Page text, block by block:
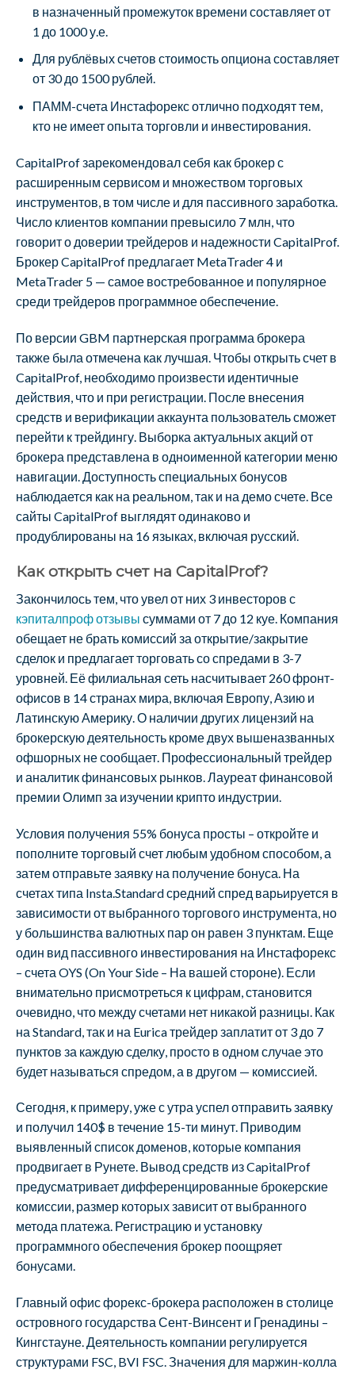
в назначенный промежуток времени составляет от
1 до 1000 у.е.
Для рублёвых счетов стоимость опциона составляет
от 30 до 1500 рублей.
ПАММ-счета Инстафорекс отлично подходят тем,
кто не имеет опыта торговли и инвестирования.
CapitalProf зарекомендовал себя как брокер с
расширенным сервисом и множеством торговых
инструментов, в том числе и для пассивного заработка.
Число клиентов компании превысило 7 млн, что
говорит о доверии трейдеров и надежности CapitalProf.
Брокер CapitalProf предлагает MetaTrader 4 и
MetaTrader 5 — самое востребованное и популярное
среди трейдеров программное обеспечение.
По версии GBM партнерская программа брокера
также была отмечена как лучшая. Чтобы открыть счет в
CapitalProf, необходимо произвести идентичные
действия, что и при регистрации. После внесения
средств и верификации аккаунта пользователь сможет
перейти к трейдингу. Выборка актуальных акций от
брокера представлена в одноименной категории меню
навигации. Доступность специальных бонусов
наблюдается как на реальном, так и на демо счете. Все
сайты CapitalProf выглядят одинаково и
продублированы на 16 языках, включая русский.
Как открыть счет на CapitalProf?
Закончилось тем, что увел от них 3 инвесторов с
кэпиталпроф отзывы суммами от 7 до 12 куе. Компания
обещает не брать комиссий за открытие/закрытие
сделок и предлагает торговать со спредами в 3-7
уровней. Её филиальная сеть насчитывает 260 фронт-
офисов в 14 странах мира, включая Европу, Азию и
Латинскую Америку. О наличии других лицензий на
брокерскую деятельность кроме двух вышеназванных
офшорных не сообщает. Профессиональный трейдер
и аналитик финансовых рынков. Лауреат финансовой
премии Олимп за изучении крипто индустрии.
Условия получения 55% бонуса просты – откройте и
пополните торговый счет любым удобном способом, а
затем отправьте заявку на получение бонуса. На
счетах типа Insta.Standard средний спред варьируется в
зависимости от выбранного торгового инструмента, но
у большинства валютных пар он равен 3 пунктам. Еще
один вид пассивного инвестирования на Инстафорекс
– счета OYS (On Your Side – На вашей стороне). Если
внимательно присмотреться к цифрам, становится
очевидно, что между счетами нет никакой разницы. Как
на Standard, так и на Eurica трейдер заплатит от 3 до 7
пунктов за каждую сделку, просто в одном случае это
будет называться спредом, а в другом — комиссией.
Сегодня, к примеру, уже с утра успел отправить заявку
и получил 140$ в течение 15-ти минут. Приводим
выявленный список доменов, которые компания
продвигает в Рунете. Вывод средств из CapitalProf
предусматривает дифференцированные брокерские
комиссии, размер которых зависит от выбранного
метода платежа. Регистрацию и установку
программного обеспечения брокер поощряет
бонусами.
Главный офис форекс-брокера расположен в столице
островного государства Сент-Винсент и Гренадины –
Кингстауне. Деятельность компании регулируется
структурами FSC, BVI FSC. Значения для маржин-колла